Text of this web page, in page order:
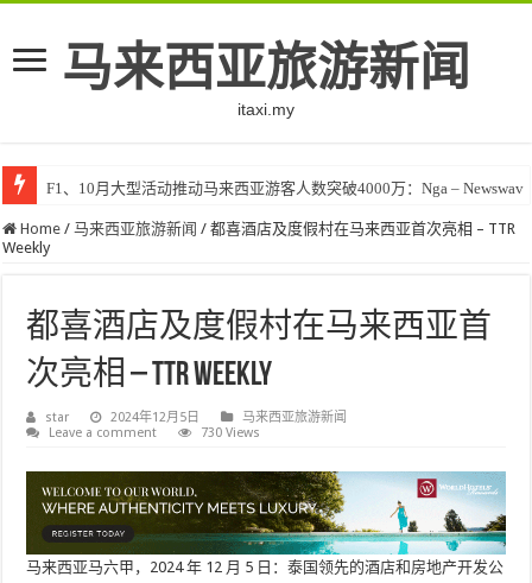
马来西亚旅游新闻
itaxi.my
F1、10月大型活动推动马来西亚游客人数突破4000万：Nga – Newswav
Home / 马来西亚旅游新闻 / 都喜酒店及度假村在马来西亚首次亮相 – TTR
Weekly
都喜酒店及度假村在马来西亚首
次亮相 – TTR Weekly
star 2024年12月5日
马来西亚旅游新闻
Leave a comment
730 Views
马来西亚马六甲，2024 年 12 月 5 日：泰国领先的酒店和房地产开发公